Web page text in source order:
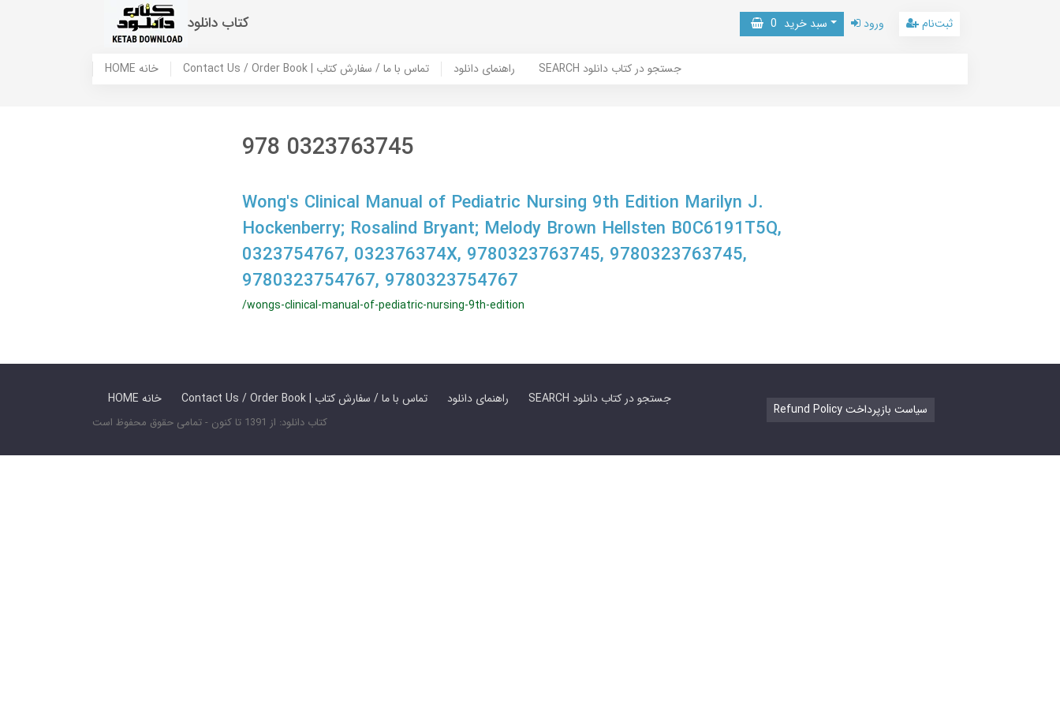
کتاب دانلود سبد خرید 0 ورود ثبت‌نام
HOME خانه Contact Us / Order Book | تماس با ما / سفارش کتاب راهنمای دانلود SEARCH جستجو در کتاب دانلود
978 0323763745
Wong's Clinical Manual of Pediatric Nursing 9th Edition Marilyn J.
Hockenberry; Rosalind Bryant; Melody Brown Hellsten B0C6191T5Q,
0323754767, 032376374X, 9780323763745, 9780323763745,
9780323754767, 9780323754767
/wongs-clinical-manual-of-pediatric-nursing-9th-edition
HOME خانه Contact Us / Order Book | تماس با ما / سفارش کتاب راهنمای دانلود SEARCH جستجو در کتاب دانلود
کتاب دانلود: از 1391 تا کنون - تمامی حقوق محفوظ است
Refund Policy سیاست بازپرداخت